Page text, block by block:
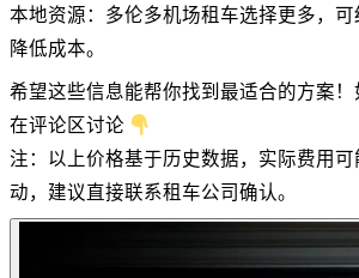
本地资源：多伦多机场租车选择更多，
降低成本。
希望这些信息能帮你找到最适合的方案
在评论区讨论
注：以上价格基于历史数据，实际费用
动，建议直接联系租车公司确认。